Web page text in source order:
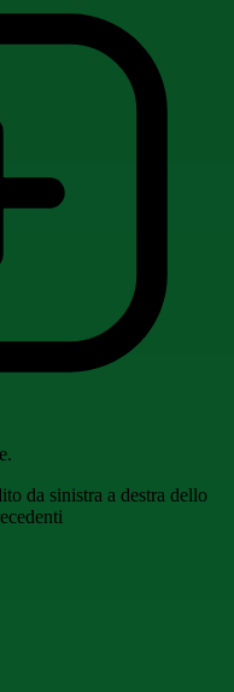
da sinistra a destra dello